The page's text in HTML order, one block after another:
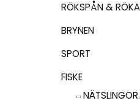
RÖKSPÅN &
BRYNEN
SPORT
FISKE